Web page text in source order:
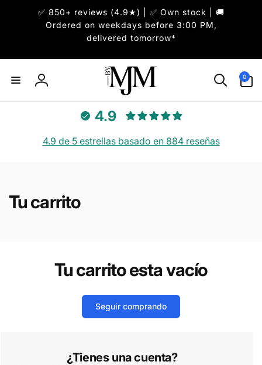
✅ 850+ reviews (4.9★) | ✅ Own stock | 🚚
Ordered on weekdays before 3:00 PM,
delivered tomorrow*
Iniciar
0
artículos
4.9
4.9 de 5 estrellas basado en 884 reseñas
Tu carrito
Tu carrito esta vacío
Seguir comprando
¿Tienes una cuenta?